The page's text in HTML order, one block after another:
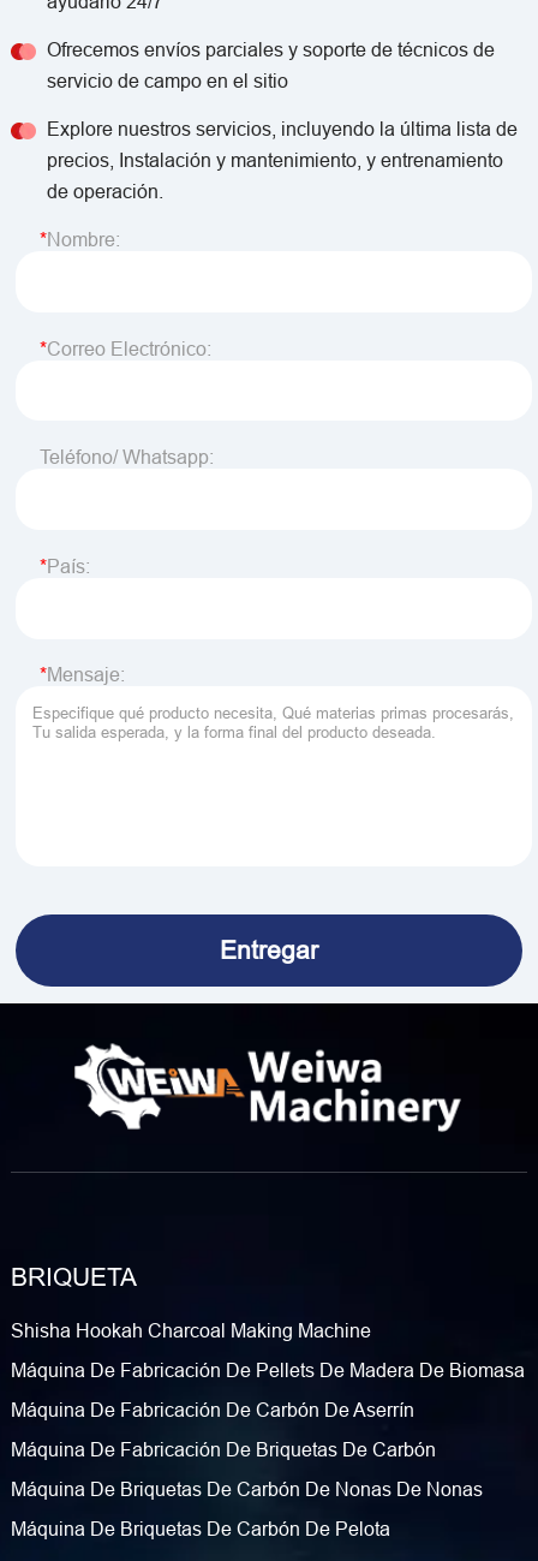
Ofrecemos envíos parciales y soporte de técnicos de
servicio de campo en el sitio
Explore nuestros servicios, incluyendo la última lista de
precios, Instalación y mantenimiento, y entrenamiento
de operación.
Nombre:
Correo Electrónico:
Teléfono/ Whatsapp:
País:
Mensaje:
BRIQUETA
Shisha Hookah Charcoal Making Machine
Máquina De Fabricación De Pellets De Madera De Biomasa
Máquina De Fabricación De Carbón De Aserrín
Máquina De Fabricación De Briquetas De Carbón
Máquina De Briquetas De Carbón De Nonas De Nonas
Máquina De Briquetas De Carbón De Pelota